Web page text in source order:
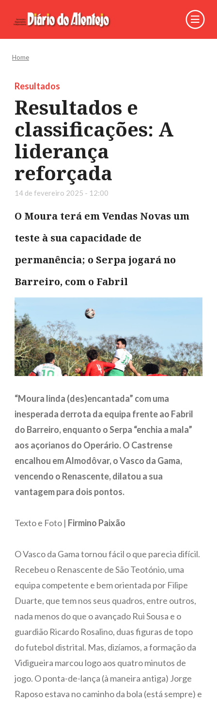
Home
Resultados
Resultados e
classificações: A
liderança
reforçada
14 de fevereiro 2025 - 12:00
O Moura terá em Vendas Novas um
teste à sua capacidade de
permanência; o Serpa jogará no
Barreiro, com o Fabril
“Moura linda (des)encantada” com uma
inesperada derrota da equipa frente ao Fabril
do Barreiro, enquanto o Serpa “enchia a mala”
aos açorianos do Operário. O Castrense
encalhou em Almodôvar, o Vasco da Gama,
vencendo o Renascente, dilatou a sua
vantagem para dois pontos.
Texto e Foto | Firmino Paixão
O Vasco da Gama tornou fácil o que parecia difícil.
Recebeu o Renascente de São Teotónio, uma
equipa competente e bem orientada por Filipe
Duarte, que tem nos seus quadros, entre outros,
nada menos do que o avançado Rui Sousa e o
guardião Ricardo Rosalino, duas figuras de topo
do futebol distrital. Mas, dizíamos, a formação da
Vidigueira marcou logo aos quatro minutos de
jogo. O ponta-de-lança (à maneira antiga) Jorge
Raposo estava no caminho da bola (está sempre) e